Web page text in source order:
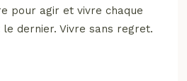
pour agir et vivre chaque
dernier. Vivre sans regret.